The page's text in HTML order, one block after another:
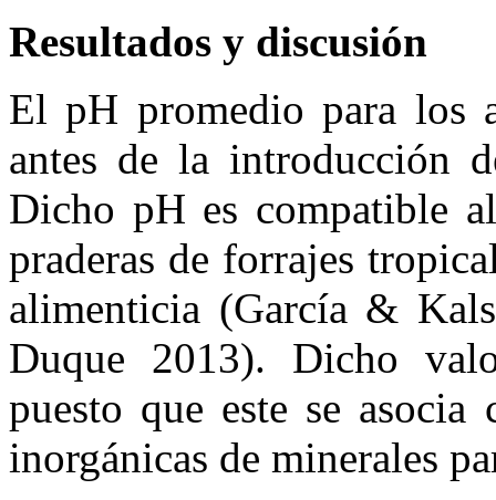
Resultados y discusión
El pH promedio para los
antes de la introducción
Dicho pH es compatible
praderas de forrajes
alimenticia (García &
Duque 2013). Dicho
puesto que este se
inorgánicas de minerales